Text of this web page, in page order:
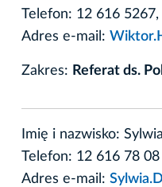
Telefon: 12 616
Adres e-mail:
Zakres: Referat ds.
Imię i nazwisko:
Telefon: 12 616 78 08
Adres e-mail: